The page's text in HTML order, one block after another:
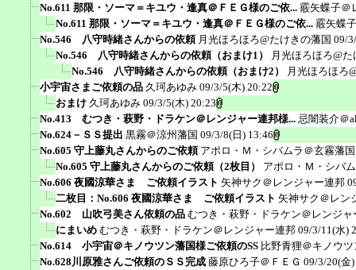
No.611 那限・ソーマ＝キユウ・逢真＠ＦＥＧ様のご依... 霰矢蝶子＠
No.611 那限・ソーマ＝キユウ・逢真＠ＦＥＧ様のご依... 霰矢蝶
No.546 八守時緒さんからの依頼 月光ほろほろ@たけきの藩国 09/
No.546 八守時緒さんからの依頼（おまけ1）
月光ほろほろ@
No.546 八守時緒さんからの依頼（おまけ2）
月光ほろほろ
小宇宙さまご依頼の品 久珂あゆみ 09/3/5(木) 20:22
おまけ 久珂あゆみ 09/3/5(木) 20:23
No.413 むつき・萩野・ドラケン＠レンジャー連邦様... 忌闇装介＠
No.624－ＳＳ提出 黒霧＠涼州藩国 09/3/8(日) 13:46
No.605 守上藤丸さんからのご依頼 アポロ・Ｍ・シバムラ＠玄霧藩国
No.605 守上藤丸さんからのご依頼（2枚目）
アポロ・Ｍ・シバ
No.606 夜國涼華さま ご依頼イラスト 矢神サク＠レンジャー連邦
二枚目：No.606 夜國涼華さま ご依頼イラスト 矢神サク＠レン
No.602 山吹弓美さん依頼の品 むつき・萩野・ドラケン＠レンジャ
にまいめ むつき・萩野・ドラケン＠レンジャー連邦 09/3/11(水)
No.614 小宇宙＠キノウツン藩国様ご依頼のSS 比野青狸＠キノウ
No.628川原雅さんご依頼のＳＳ完成 藤原ひろ子＠ＦＥＧ 09/3/20(金